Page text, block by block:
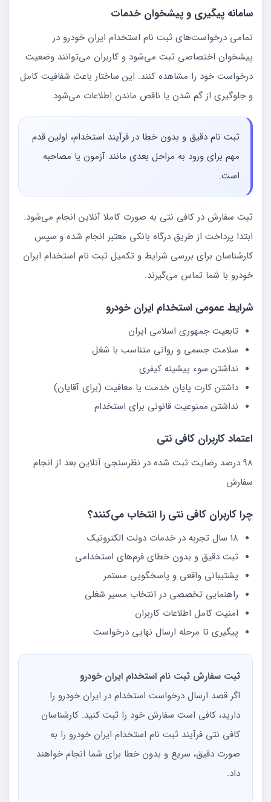
سامانه پیگیری و پیشخوان خدمات
تمامی درخواست‌های ثبت نام استخدام ایران خودرو در
پیشخوان اختصاصی ثبت می‌شود و کاربران می‌توانند وضعیت
درخواست خود را مشاهده کنند. این ساختار باعث شفافیت کامل
و جلوگیری از گم شدن یا ناقص ماندن اطلاعات می‌شود.
ثبت نام دقیق و بدون خطا در فرآیند استخدام، اولین قدم
مهم برای ورود به مراحل بعدی مانند آزمون یا مصاحبه
است.
ثبت سفارش در کافی نتی به صورت کاملا آنلاین انجام می‌شود.
ابتدا پرداخت از طریق درگاه بانکی معتبر انجام شده و سپس
کارشناسان برای بررسی شرایط و تکمیل ثبت نام استخدام ایران
خودرو با شما تماس می‌گیرند.
شرایط عمومی استخدام ایران خودرو
تابعیت جمهوری اسلامی ایران
سلامت جسمی و روانی متناسب با شغل
نداشتن سوء پیشینه کیفری
داشتن کارت پایان خدمت یا معافیت (برای آقایان)
نداشتن ممنوعیت قانونی برای استخدام
اعتماد کاربران کافی نتی
98 درصد رضایت ثبت شده در نظرسنجی آنلاین بعد از انجام
سفارش
چرا کاربران کافی نتی را انتخاب می‌کنند؟
18 سال تجربه در خدمات دولت الکترونیک
ثبت دقیق و بدون خطای فرم‌های استخدامی
پشتیبانی واقعی و پاسخگویی مستمر
راهنمایی تخصصی در انتخاب مسیر شغلی
امنیت کامل اطلاعات کاربران
پیگیری تا مرحله ارسال نهایی درخواست
ثبت سفارش ثبت نام استخدام ایران خودرو
اگر قصد ارسال درخواست استخدام در ایران خودرو را
دارید، کافی است سفارش خود را ثبت کنید. کارشناسان
کافی نتی فرآیند ثبت نام استخدام ایران خودرو را به
صورت دقیق، سریع و بدون خطا برای شما انجام خواهند
داد.